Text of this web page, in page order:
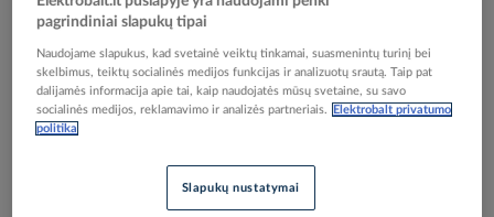
Skip
Reali prekė gali skirtis nuo pavaizduotos nuotraukoje
130x130mm lipdukas EV/04 - SAUGOS ŽENKLAI
pagrindiniai slapukų tipai
Naudojame slapukus, kad svetainė veiktų tinkamai, suasmenintų turinį bei
skelbimus, teiktų socialinės medijos funkcijas ir analizuotų srautą. Taip pat
dalijamės informacija apie tai, kaip naudojatės mūsų svetaine, su savo
socialinės medijos, reklamavimo ir analizės partneriais.
Elektrobalt privatumo
politika
Slapukų nustatymai